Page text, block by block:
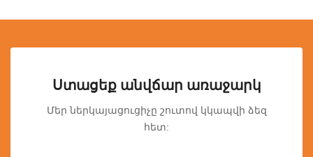
Ստացեք անվճար առաջարկ
Մեր ներկայացուցիչը շուտով կկապվի ձեզ
հետ: